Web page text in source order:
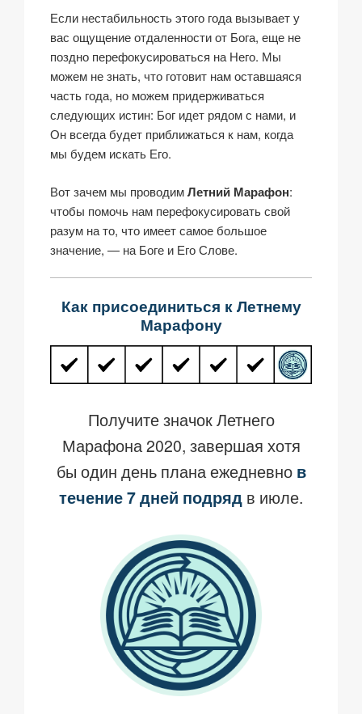
Если нестабильность этого года вызывает у
вас ощущение отдаленности от Бога, еще не
поздно перефокусироваться на Него. Мы
можем не знать, что готовит нам оставшаяся
часть года, но можем придерживаться
следующих истин: Бог идет рядом с нами, и
Он всегда будет приближаться к нам, когда
мы будем искать Его.
Вот зачем мы проводимЛетний Марафон:
чтобы помочь нам перефокусировать свой
разум на то, что имеет самое большое
значение, — на Боге и Его Слове.
Как присоединиться к Летнему
Марафону
Получите значок Летнего
Марафона 2020, завершая хотя
бы один день плана ежедневно в
течение 7 дней подряд в июле.